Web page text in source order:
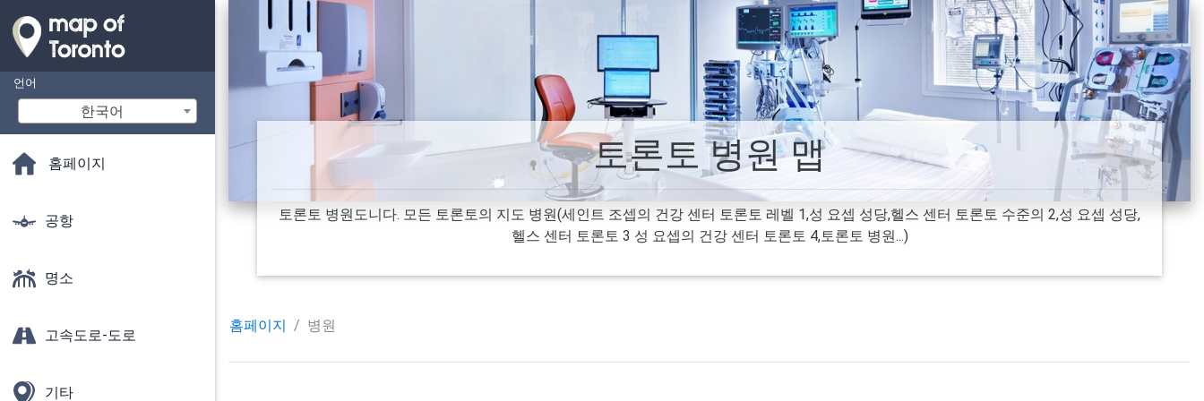
언어
한국어
홈페이지
공항
명소
고속도로-도로
기타
토론토 병원 맵
토론토 병원도니다. 모든 토론토의 지도 병원(세인트 조셉의 건강 센터 토론토 레벨 1,성 요셉 성당,헬스 센터 토론토 수준의 2,성 요셉 성당,
헬스 센터 토론토 3 성 요셉의 건강 센터 토론토 4,토론토 병원...)
홈페이지 병원